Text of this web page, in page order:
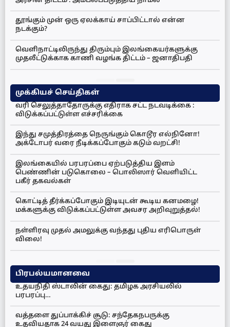
தூங்கும் முன் ஒரு ஏலக்காய் சாப்பிட்டால் என்ன
நடக்கும்?
வெளிநாட்டிலிருந்து திரும்பும் இலங்கையர்களுக்கு
முதலீட்டுக்காக காணி வழங்க திட்டம் – ஜனாதிபதி
முக்கியச் செய்திகள்
வரி செலுத்தாதோருக்கு எதிராக சட்ட நடவடிக்கை :
விடுக்கப்பட்டுள்ள எச்சரிக்கை
இந்து சமுத்திரத்தை நெருங்கும் கொடூர எல்நினோ!
அக்டோபர் வரை நீடிக்கப்போகும் கடும் வறட்சி!
இலங்கையில் பரபரப்பை ஏற்படுத்திய இளம்
பெண்ணின் படுகொலை – பொலிஸார் வெளியிட்ட
பகீர் தகவல்கள்
கொட்டித் தீர்க்கப்போகும் இடியுடன் கூடிய கனமழை!
மக்களுக்கு விடுக்கப்பட்டுள்ள அவசர அறிவுறுத்தல்!
நள்ளிரவு முதல் அமலுக்கு வந்தது புதிய எரிபொருள்
விலை!
பிரபல்யமானவை
உதயநிதி ஸ்டாலின் கைது: தமிழக அரசியலில்
பரபரப்பு…
வத்தளை துப்பாக்கிச் சூடு: சந்தேகநபருக்கு
உதவியதாக 24 வயது இளைஞர் கைது